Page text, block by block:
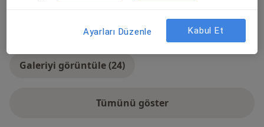
Galeriyi görüntüle (24)
Tümünü gösterdeneyim hakkında
Ayarları Düzenle Kabul Et